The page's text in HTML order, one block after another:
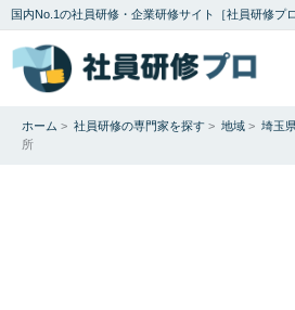
国内No.1の社員研修・企業研修サイト［社員研修プロ
ホーム > 社員研修の専門家を探す > 地域 > 埼玉
所